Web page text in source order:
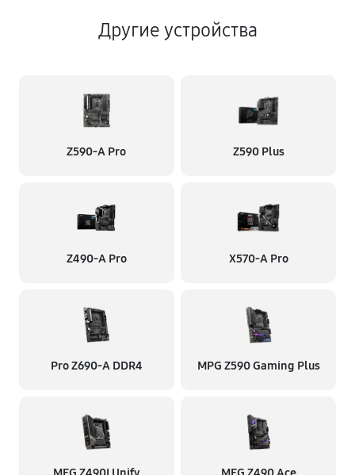
Другие устройства
Z590-A Pro Z590 Plus
Z490-A Pro X570-A Pro
Pro Z690-A DDR4 MPG Z590 Gaming Plus